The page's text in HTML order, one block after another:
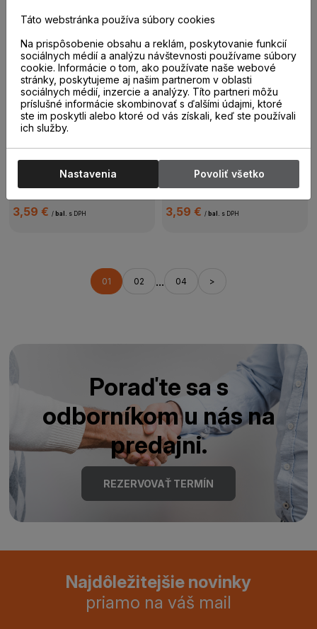
Skladom 14 bal.
Rozeta radiátorová
D087 15-22 mm
3,59 €/bal.s DPH
Skladom13 bal.
Rozeta radiátorová
D003 15-22 mm
3,59 €/bal.s DPH
Rozeta radiátorová
D014 15-22 mm
3,59 €/ bal. s DPH
Rozeta ČEREŠŇA
SVETLÁ STEPP 15-22
mm
3,59 € / bal. s DPH
01 02 ... 04 >
Poraďte sa s
odborníkom u nás na
predajni.
REZERVOVAŤ TERMÍN
Najdôležitejšie novinky
priamo na váš mail
Táto webstránka používa súbory cookies
Na prispôsobenie obsahu a reklám, poskytovanie funkcií
sociálnych médií a analýzu návštevnosti používame súbory
cookie. Informácie o tom, ako používate naše webové
stránky, poskytujeme aj našim partnerom v oblasti
sociálnych médií, inzercie a analýzy. Títo partneri môžu
príslušné informácie skombinovať s ďalšími údajmi, ktoré
ste im poskytli alebo ktoré od vás získali, keď ste používali
ich služby.
Nastavenia Povoliť všetko